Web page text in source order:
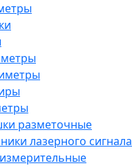
разметочные
лазерного сигнала